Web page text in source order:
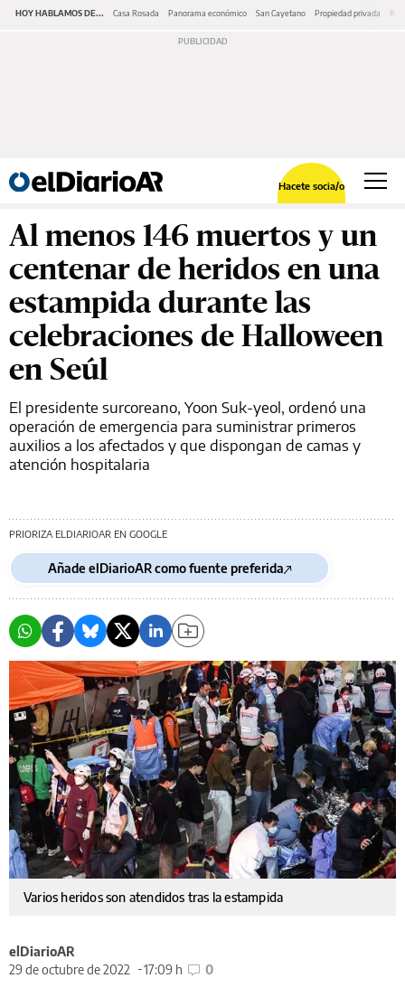
HOY HABLAMOS DE... Casa Rosada Panorama económico San Cayetano Propiedad privada
Hacete socia/o
Al menos 146 muertos y un
centenar de heridos en una
estampida durante las
celebraciones de Halloween
en Seúl
El presidente surcoreano, Yoon Suk-yeol, ordenó una
operación de emergencia para suministrar primeros
auxilios a los afectados y que dispongan de camas y
atención hospitalaria
PRIORIZA ELDIARIOAR EN GOOGLE
Añade elDiarioAR como fuente preferida
Varios heridos son atendidos tras la estampida
elDiarioAR
29 de octubre de 2022
17:09 h 0